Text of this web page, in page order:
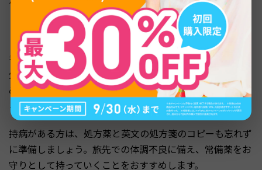
ります。そのため、普段から飲み慣れている常備薬を持参
しておきましょう。
香港にもドラッグストアはありますが、言葉がわからず自
分に合う薬を見つけるのは困難な場合があります。そのた
め、胃腸薬や鎮痛剤、絆創膏など、使い慣れた薬が少しあ
るだけで、いざというときに役立ちます。
持病がある方は、処方薬と英文の処方箋のコピーも忘れず
に準備しましょう。旅先での体調不良に備え、常備薬をお
守りとして持っていくことをおすすめします。